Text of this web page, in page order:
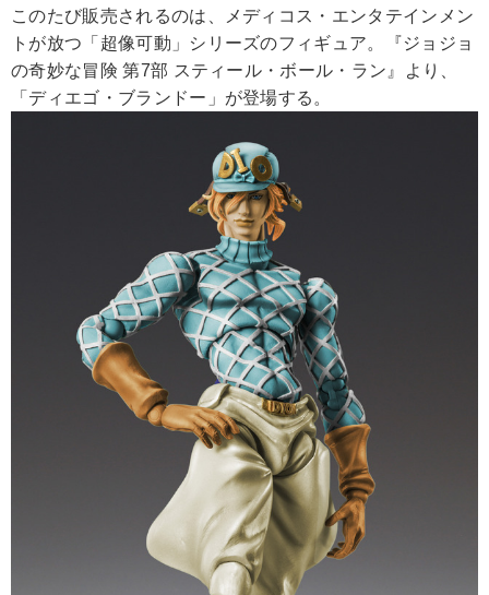
このたび販売されるのは、メディコス・エンタテインメン
トが放つ「超像可動」シリーズのフィギュア。『ジョジョ
の奇妙な冒険 第7部 スティール・ボール・ラン』より、
「ディエゴ・ブランドー」が登場する。